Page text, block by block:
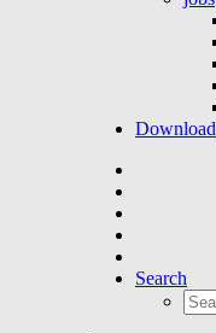
Download
Search